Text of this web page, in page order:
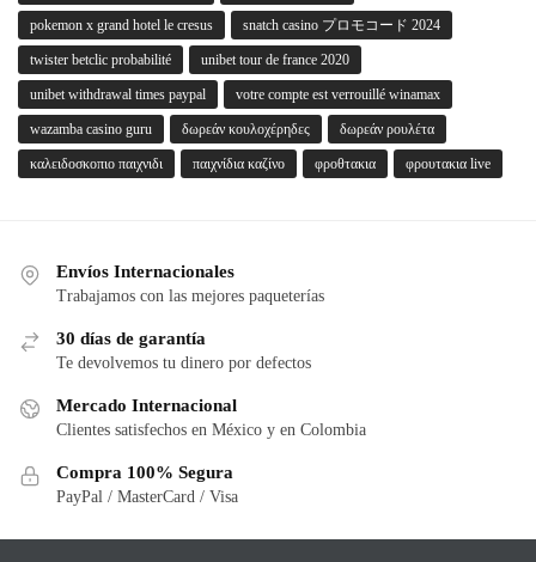
pokemon x grand hotel le cresus snatch casino プロモコード 2024
twister betclic probabilité unibet tour de france 2020
unibet withdrawal times paypal votre compte est verrouillé winamax
wazamba casino guru δωρεάν κουλοχέρηδες δωρεάν ρουλέτα
καλειδοσκοπιο παιχνιδι παιχνίδια καζίνο φροθτακια φρουτακια live
Envíos Internacionales
Trabajamos con las mejores paqueterías
30 días de garantía
Te devolvemos tu dinero por defectos
Mercado Internacional
Clientes satisfechos en México y en Colombia
Compra 100% Segura
PayPal / MasterCard / Visa